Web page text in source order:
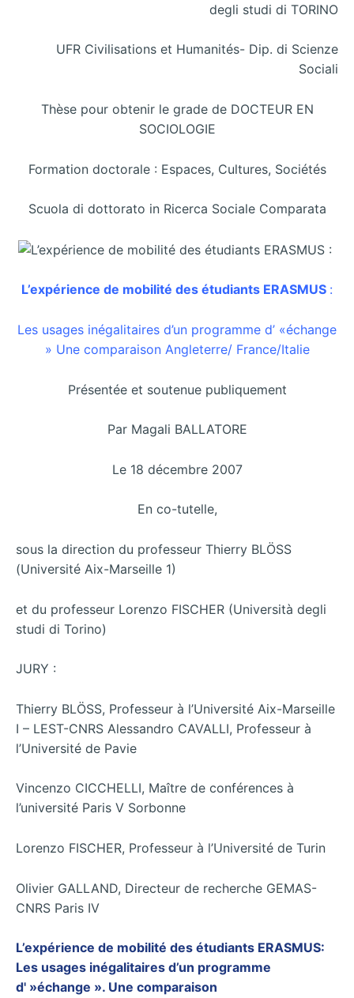
degli studi di TORINO
UFR Civilisations et Humanités- Dip. di Scienze
Sociali
Thèse pour obtenir le grade de DOCTEUR EN
SOCIOLOGIE
Formation doctorale : Espaces, Cultures, Sociétés
Scuola di dottorato in Ricerca Sociale Comparata
L’expérience de mobilité des étudiants ERASMUS :
Les usages inégalitaires d’un programme d’ «échange
» Une comparaison Angleterre/ France/Italie
Présentée et soutenue publiquement
Par Magali BALLATORE
Le 18 décembre 2007
En co-tutelle,
sous la direction du professeur Thierry BLÖSS
(Université Aix-Marseille 1)
et du professeur Lorenzo FISCHER (Università degli
studi di Torino)
JURY :
Thierry BLÖSS, Professeur à l’Université Aix-Marseille
I – LEST-CNRS Alessandro CAVALLI, Professeur à
l’Université de Pavie
Vincenzo CICCHELLI, Maître de conférences à
l’université Paris V Sorbonne
Lorenzo FISCHER, Professeur à l’Université de Turin
Olivier GALLAND, Directeur de recherche GEMAS-
CNRS Paris IV
L’expérience de mobilité des étudiants ERASMUS:
Les usages inégalitaires d’un programme
d' »échange ». Une comparaison